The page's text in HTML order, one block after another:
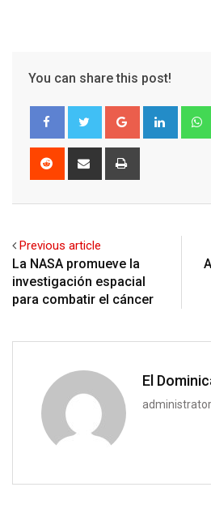
You can share this post!
Google+ LinkedIn
Reddit
Share
Previous article
La NASA promueve la
investigación espacial
para combatir el cáncer
El
administrator